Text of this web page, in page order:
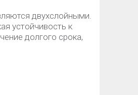
двухслойными.
устойчивость к
долгого срока,